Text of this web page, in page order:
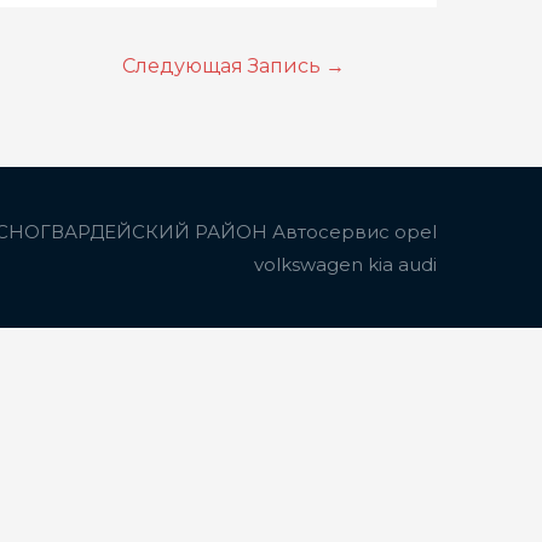
Следующая Запись →
РАЙОН Автосервис opel
volkswagen kia audi